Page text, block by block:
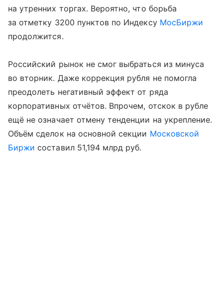
на утренних торгах. Вероятно, что борьба
за отметку 3200 пунктов по Индексу МосБиржи
продолжится.
Российский рынок не смог выбраться из минуса
во вторник. Даже коррекция рубля не помогла
преодолеть негативный эффект от ряда
корпоративных отчётов. Впрочем, отскок в рубле
ещё не означает отмену тенденции на укрепление.
Объём сделок на основной секции Московской
Биржи составил 51,194 млрд руб.